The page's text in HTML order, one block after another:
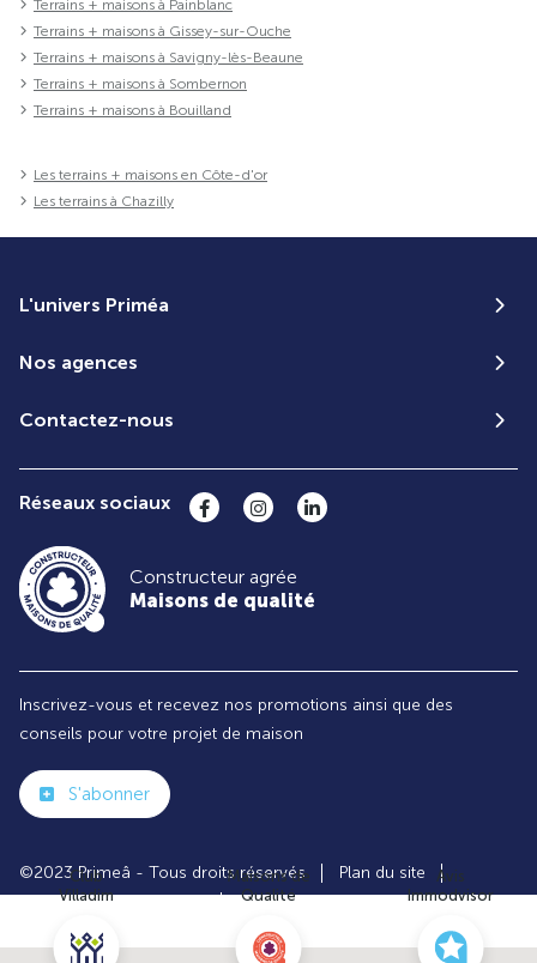
Club
Villadim
Maisons de
Qualité
Avis
Immodvisor
Terrains + maisons à Painblanc
Terrains + maisons à Gissey-sur-Ouche
Terrains + maisons à Savigny-lès-Beaune
Terrains + maisons à Sombernon
Terrains + maisons à Bouilland
Les terrains + maisons en Côte-d'or
Les terrains à Chazilly
L'univers Priméa
Nos agences
Contactez-nous
Réseaux sociaux
Constructeur agrée
Maisons de qualité
Inscrivez-vous et recevez nos promotions ainsi que des
conseils pour votre projet de maison
S'abonner
©2023 Primeâ - Tous droits réservés
Plan du site
Paramètres des cookies
Politiques de Confidentialités
Mentions légales
Recrutement
Le groupe VILLADIM